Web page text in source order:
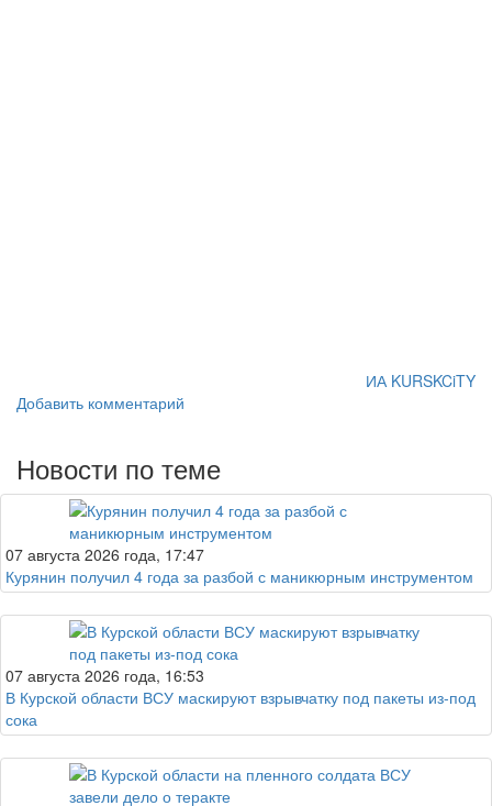
ИА KURSKCiTY
Добавить комментарий
Новости по теме
07 августа 2026 года, 17:47
Курянин получил 4 года за разбой с маникюрным инструментом
07 августа 2026 года, 16:53
В Курской области ВСУ маскируют взрывчатку под пакеты из-под
сока